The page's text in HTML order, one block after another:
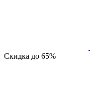
Скидка до 65%